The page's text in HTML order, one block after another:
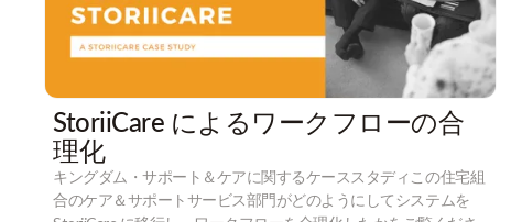
StoriiCare によるワークフローの合
理化
キングダム・サポート＆ケアに関するケーススタディこの住宅組
合のケア＆サポートサービス部門がどのようにしてシステムを